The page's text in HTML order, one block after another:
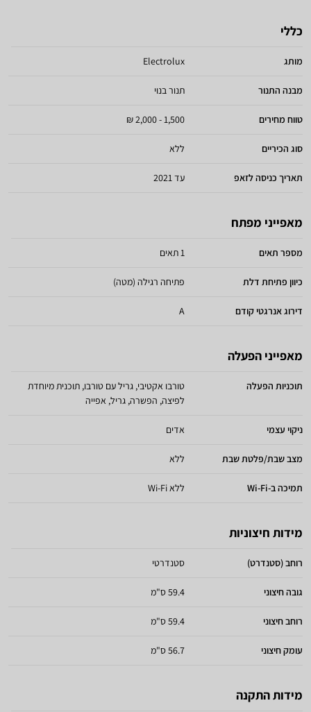
כללי
מותג Electrolux
מבנה התנור תנור בנוי
טווח מחירים 1,500 - 2,000 ₪
סוג הכיריים ללא
תאריך כניסה לזאפ עד 2021
מאפייני מפתח
מספר תאים 1 תאים
כיוון פתיחת דלת פתיחה רגילה (מטה)
דירוג אנרגטי קודם A
מאפייני הפעלה
תוכניות הפעלה
טורבו אקטיבי, גריל עם טורבו, תוכנית מיוחדת
לפיצה, הפשרה, גריל, אפייה
ניקוי עצמי אדים
מצב שבת/פלטת שבת ללא
תמיכה ב-Wi-Fi ללא Wi-Fi
מידות חיצוניות
רוחב (סטנדרט) סטנדרטי
גובה חיצוני 59.4 ס"מ
רוחב חיצוני 59.4 ס"מ
עומק חיצוני 56.7 ס"מ
מידות התקנה